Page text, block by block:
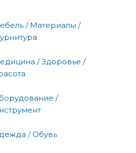
/ Материалы /
/ Здоровье /
/
/ Обувь